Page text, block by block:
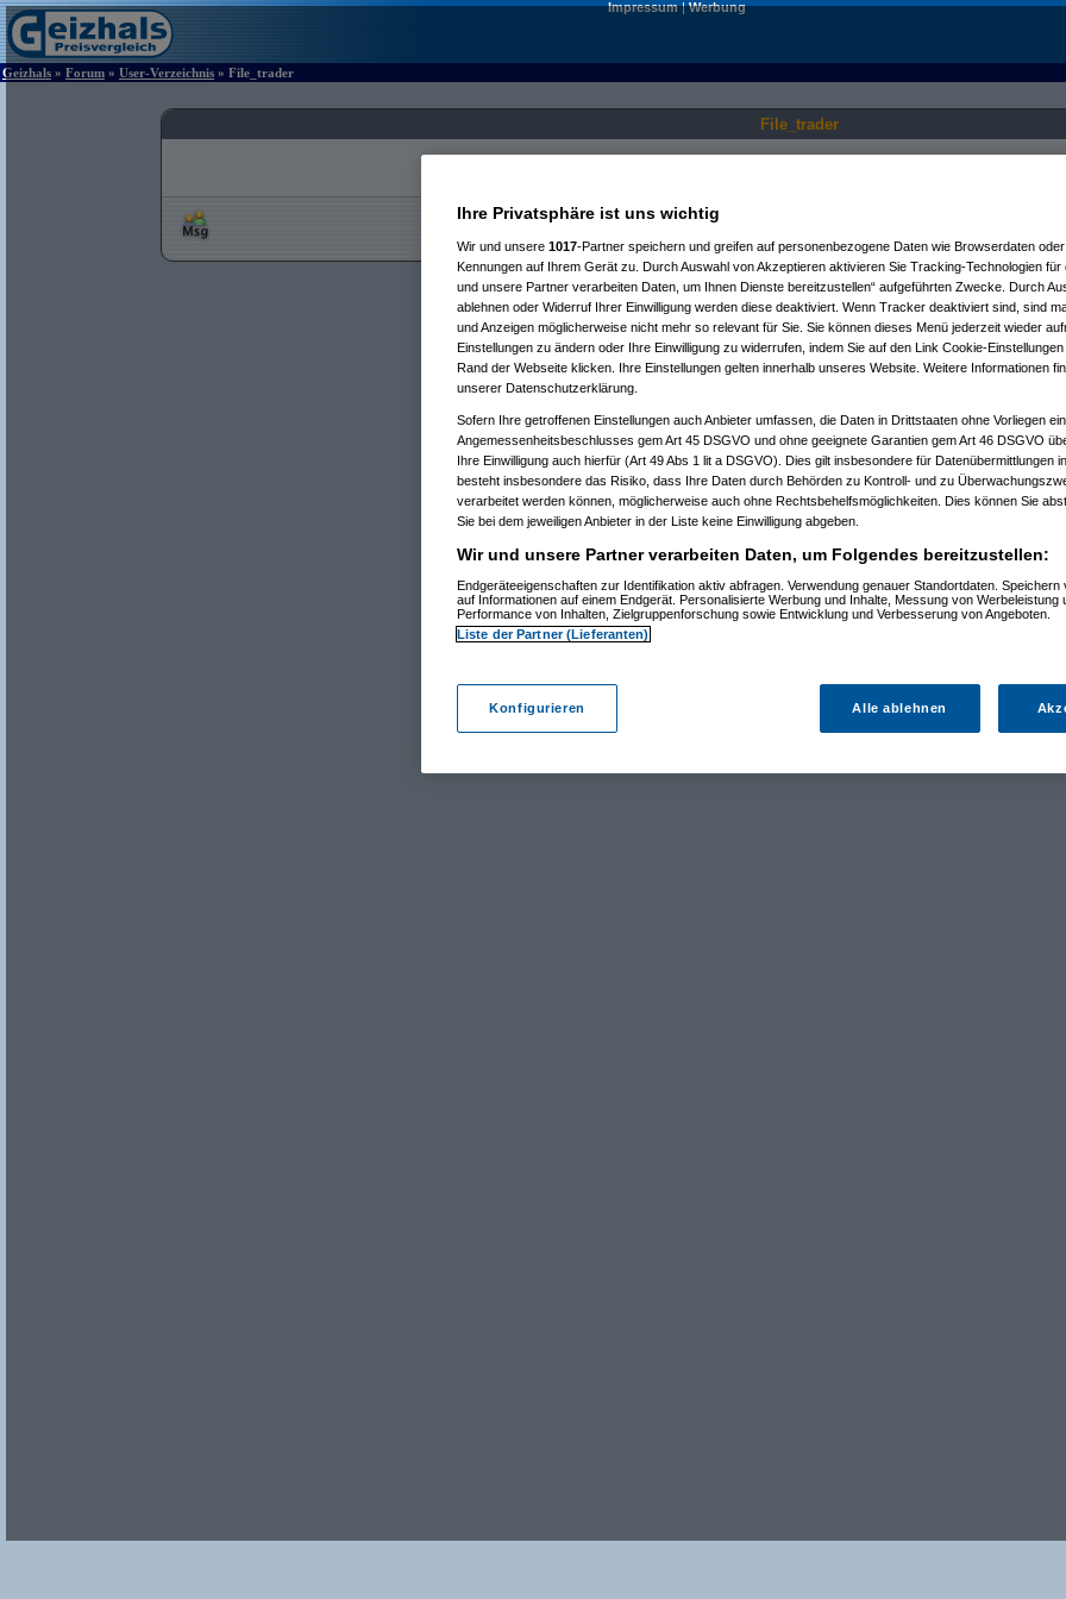
Impressum|Werbung
Geizhals » Forum » User-Verzeichnis » File_trader
File_trader
Ihre Privatsphäre ist uns wichtig
Wir und unsere 1017-Partner speichern und greifen auf personenbezogene Daten wie Browserdaten
Kennungen auf Ihrem Gerät zu. Durch Auswahl von Akzeptieren aktivieren Sie Tracking-Technologien für
und unsere Partner verarbeiten Daten, um Ihnen Dienste bereitzustellen“ aufgeführten Zwecke. Durch
ablehnen oder Widerruf Ihrer Einwilligung werden diese deaktiviert. Wenn Tracker deaktiviert sind, sind
und Anzeigen möglicherweise nicht mehr so relevant für Sie. Sie können dieses Menü jederzeit wieder
Einstellungen zu ändern oder Ihre Einwilligung zu widerrufen, indem Sie auf den Link Cookie-
Rand der Webseite klicken. Ihre Einstellungen gelten innerhalb unseres Website. Weitere Informationen
unserer Datenschutzerklärung.
Sofern Ihre getroffenen Einstellungen auch Anbieter umfassen, die Daten in Drittstaaten ohne Vorliegen
Angemessenheitsbeschlusses gem Art 45 DSGVO und ohne geeignete Garantien gem Art 46 DSGVO
Ihre Einwilligung auch hierfür (Art 49 Abs 1 lit a DSGVO). Dies gilt insbesondere für Datenübermittlungen
besteht insbesondere das Risiko, dass Ihre Daten durch Behörden zu Kontroll- und zu
verarbeitet werden können, möglicherweise auch ohne Rechtsbehelfsmöglichkeiten. Dies können Sie
Sie bei dem jeweiligen Anbieter in der Liste keine Einwilligung abgeben.
Wir und unsere Partner verarbeiten Daten, um Folgendes bereitzustellen:
Endgeräteeigenschaften zur Identifikation aktiv abfragen. Verwendung genauer Standortdaten. Speichern
auf Informationen auf einem Endgerät. Personalisierte Werbung und Inhalte, Messung von Werbeleistung
Performance von Inhalten, Zielgruppenforschung sowie Entwicklung und Verbesserung von Angeboten.
Liste der Partner (Lieferanten)
Konfigurieren Alle ablehnen